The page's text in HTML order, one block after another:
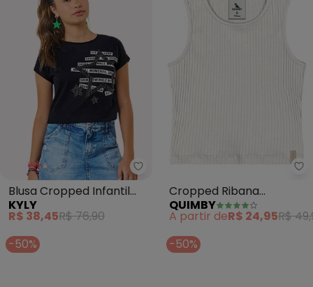
Kyly - Blusa Cropped Infantil
Blusa Cropped Infantil
Menina Estrela (Preto)
KYLY
R$ 38,45R$ 76,90
Cropped Ribana
Canelada Menina (Bege)
QUIMBY
A partir deR$ 24,95R$
-50%
-50%